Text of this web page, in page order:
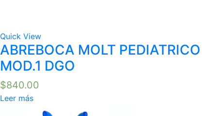
Quick View
ABREBOCA MOLT PEDIATRICO
MOD.1 DGO
$840.00
Leer más